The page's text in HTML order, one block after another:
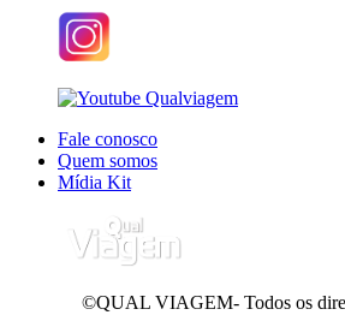
Fale conosco
Quem somos
Mídia Kit
©QUAL VIAGEM- Todos os